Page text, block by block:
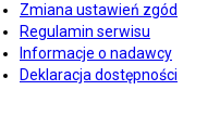
Zmiana ustawień zgód
Regulamin serwisu
Informacje o nadawcy
Deklaracja dostępności